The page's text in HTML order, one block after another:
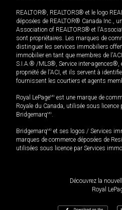
REALTOR®, REALTORS® et le logo
déposées de REALTOR® Canada Inc.,
Association of REALTORS® et
sont propriétaires. Les marques de
distinguer les services immobiliers
immobilier en tant que membres de
S.I.A.® /MLS®, Service inter-
propriété de l'ACI, et ils servent à
fournissent les courtiers et agents
Royal LePageMD est une marque de
Royale du Canada, utilisée sous
BridgemarqMD.
BridgemarqMD et ses logos / Services
marques de commerce déposées de
utilisées sous licence par Services
Découvrez la
Royal